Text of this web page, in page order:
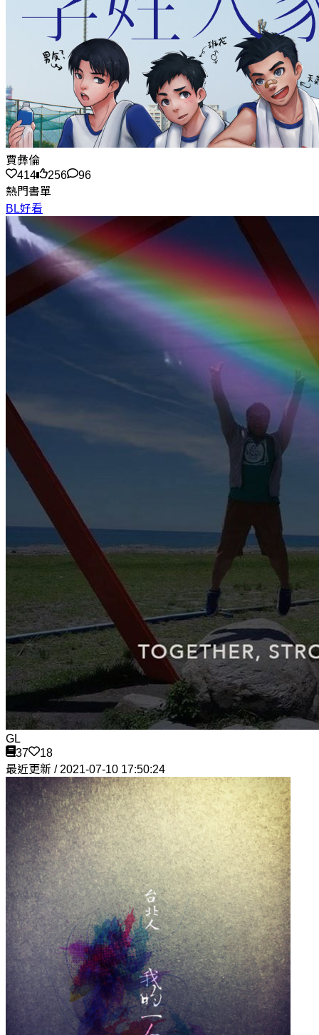
賈彝倫
414
256
96
熱門書單
BL好看
GL
37
18
最近更新 / 2021-07-10 17:50:24